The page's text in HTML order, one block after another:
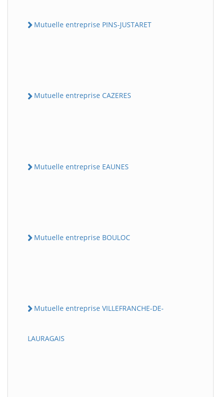
Mutuelle entreprise PINS-JUSTARET
Mutuelle entreprise CAZERES
Mutuelle entreprise EAUNES
Mutuelle entreprise BOULOC
Mutuelle entreprise VILLEFRANCHE-DE-
LAURAGAIS